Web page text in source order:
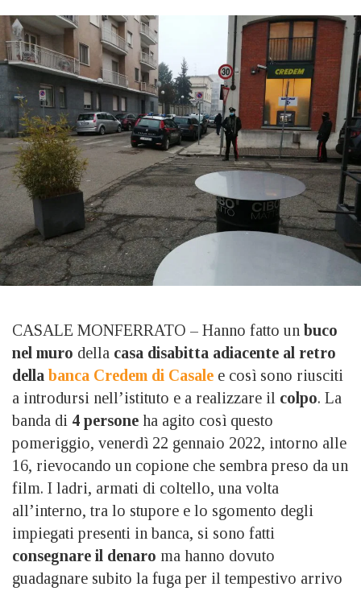
CASALE MONFERRATO – Hanno fatto un buco
nel muro della casa disabitta adiacente al retro
della banca Credem di Casale e così sono riusciti
a introdursi nell’istituto e a realizzare il colpo. La
banda di 4 persone ha agito così questo
pomeriggio, venerdì 22 gennaio 2022, intorno alle
16, rievocando un copione che sembra preso da un
film. I ladri, armati di coltello, una volta
all’interno, tra lo stupore e lo sgomento degli
impiegati presenti in banca, si sono fatti
consegnare il denaro ma hanno dovuto
guadagnare subito la fuga per il tempestivo arrivo